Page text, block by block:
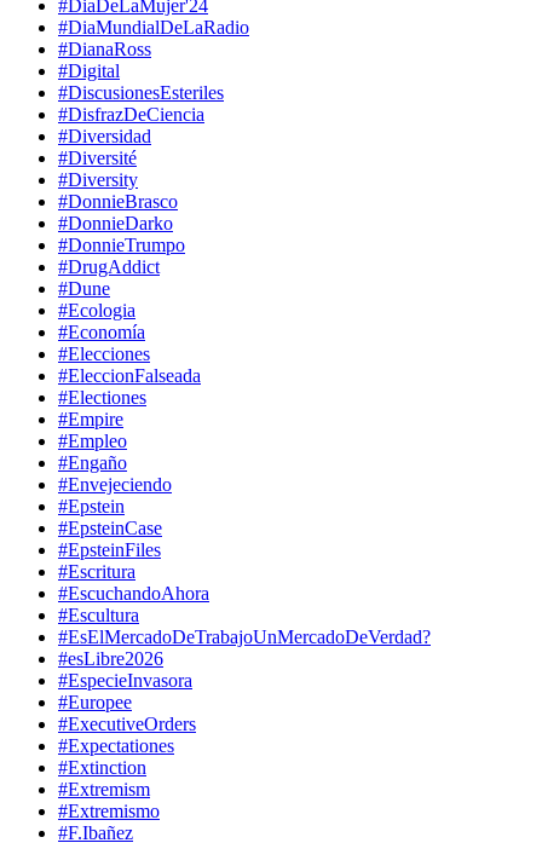
#DiaDeLaMujer'24
#DiaMundialDeLaRadio
#DianaRoss
#Digital
#DiscusionesEsteriles
#DisfrazDeCiencia
#Diversidad
#Diversité
#Diversity
#DonnieBrasco
#DonnieDarko
#DonnieTrumpo
#DrugAddict
#Dune
#Ecologia
#Economía
#Elecciones
#EleccionFalseada
#Electiones
#Empire
#Empleo
#Engaño
#Envejeciendo
#Epstein
#EpsteinCase
#EpsteinFiles
#Escritura
#EscuchandoAhora
#Escultura
#EsElMercadoDeTrabajoUnMercadoDeVerdad?
#esLibre2026
#EspecieInvasora
#Europee
#ExecutiveOrders
#Expectationes
#Extinction
#Extremism
#Extremismo
#F.Ibañez